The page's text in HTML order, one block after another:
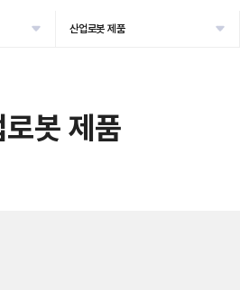
산업로봇 제품
봇 제품